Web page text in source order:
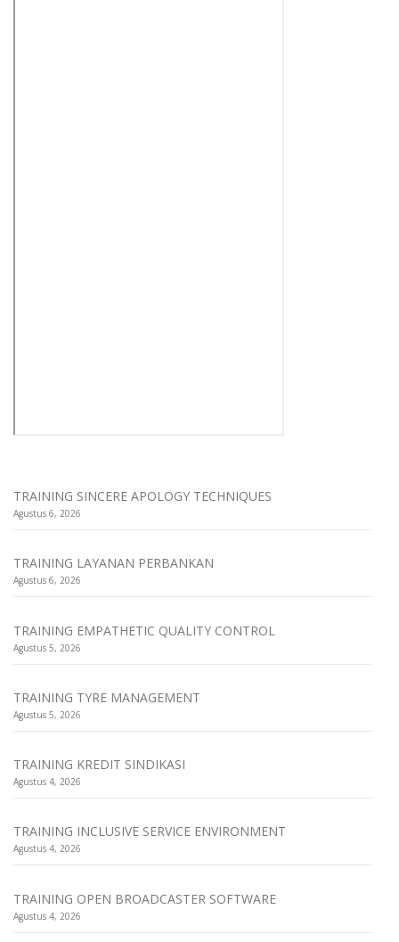
TRAINING SINCERE APOLOGY TECHNIQUES
Agustus 6, 2026
TRAINING LAYANAN PERBANKAN
Agustus 6, 2026
TRAINING EMPATHETIC QUALITY CONTROL
Agustus 5, 2026
TRAINING TYRE MANAGEMENT
Agustus 5, 2026
TRAINING KREDIT SINDIKASI
Agustus 4, 2026
TRAINING INCLUSIVE SERVICE ENVIRONMENT
Agustus 4, 2026
TRAINING OPEN BROADCASTER SOFTWARE
Agustus 4, 2026